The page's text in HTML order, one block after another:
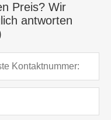
Preis? Wir
antworten